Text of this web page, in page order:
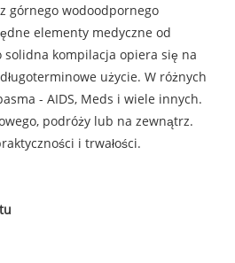
górnego wodoodpornego
elementy medyczne od
solidna kompilacja opiera się na
użycie. W różnych
- AIDS, Meds i wiele innych.
podróży lub na zewnątrz.
i trwałości.